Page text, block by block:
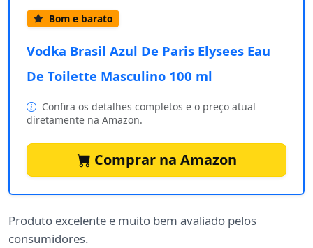
Bom e barato
Vodka Brasil Azul De Paris Elysees Eau
De Toilette Masculino 100 ml
Confira os detalhes completos e o preço atual
diretamente na Amazon.
Comprar na Amazon
Produto excelente e muito bem avaliado pelos
consumidores.